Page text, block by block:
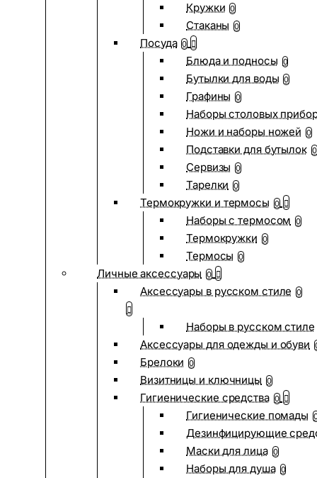
Кружки 0
Стаканы 0
Посуда 0
Блюда и подносы 0
Бутылки для воды 0
Графины 0
Наборы столовых
Ножи и наборы ножей 0
Подставки для бутылок 0
Сервизы 0
Тарелки 0
Термокружки и термосы 0
Наборы с термосом 0
Термокружки 0
Термосы 0
Личные аксессуары 0
Аксессуары в русском стиле 0
Наборы в русском стиле
Аксессуары для одежды и обуви
Брелоки 0
Визитницы и ключницы 0
Гигиенические средства 0
Гигиенические помады
Дезинфицирующие
Маски для лица 0
Наборы для душа 0